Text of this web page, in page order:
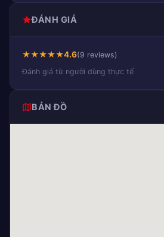
ĐÁNH GIÁ
★★★★★4.6(9 reviews)
Đánh giá từ người dùng thực tế
BẢN ĐỒ